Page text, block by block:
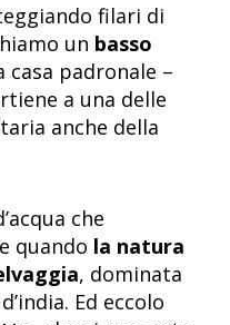
filari di
un basso
casa padronale –
a una delle
anche della
che
quando la natura
, dominata
Ed eccolo